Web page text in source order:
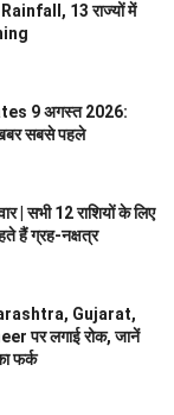
13 राज्यों में
9 अगस्त 2026:
सबसे पहले
| सभी 12 राशियों के लिए
हैं ग्रह-नक्षत्र
Gujarat,
पर लगाई रोक, जानें
फर्क